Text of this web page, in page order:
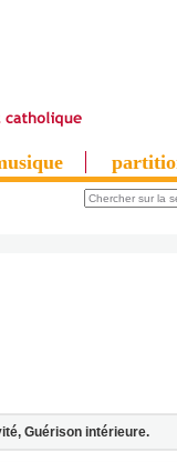
Guérison intérieure.